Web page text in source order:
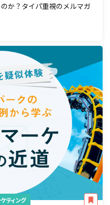
か？タイパ重視のメルマガ
ティング